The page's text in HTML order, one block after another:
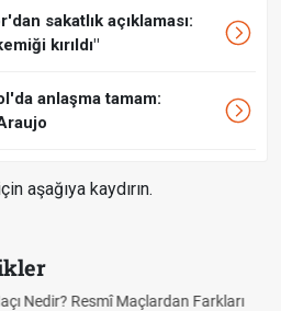
sakatlık açıklaması:
kırıldı"
anlaşma tamam:
aşağıya kaydırın.
OM ve Diğer Kısaltmalar Ne Anlama